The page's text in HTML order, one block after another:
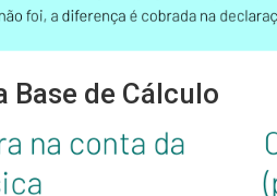
Base de Cálculo